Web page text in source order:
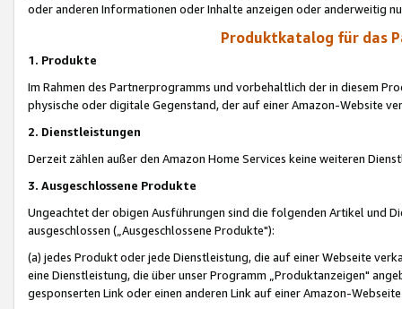
oder anderen Informationen oder Inhalte anzeigen oder anderweitig
Produktkatalog für das
1. Produkte
Im Rahmen des Partnerprogramms und vorbehaltlich der in diesem
physische oder digitale Gegenstand, der auf einer Amazon-Website
2. Dienstleistungen
Derzeit zählen außer den Amazon Home Services keine weiteren
3. Ausgeschlossene Produkte
Ungeachtet der obigen Ausführungen sind die folgenden Artikel und
ausgeschlossen („Ausgeschlossene Produkte"):
(a) jedes Produkt oder jede Dienstleistung, die auf einer Webseite
eine Dienstleistung, die über unser Programm „Produktanzeigen"
gesponserten Link oder einen anderen Link auf einer Amazon-